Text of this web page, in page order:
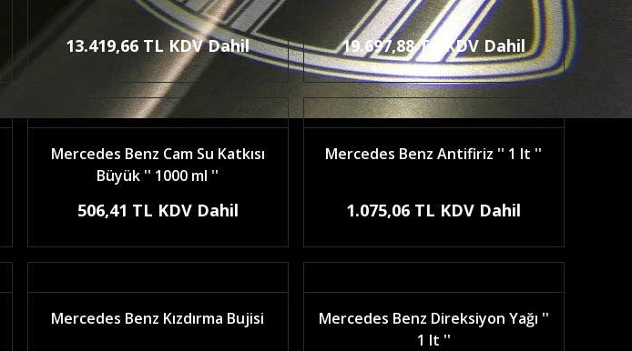
13.419,66 TL KDV Dahil 19.697,88 TL KDV Dahil
Mercedes Benz Cam Su Katkısı
Büyük '' 1000 ml ''
506,41 TL KDV Dahil
Mercedes Benz Antifiriz '' 1 lt ''
1.075,06 TL KDV Dahil
Mercedes Benz Kızdırma Bujisi
Mercedes Benz Direksiyon Yağı ''
1 lt ''